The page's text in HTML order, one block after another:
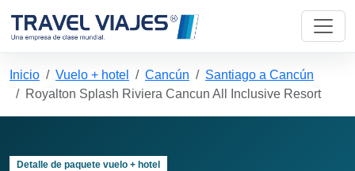
Inicio Vuelo + hotel Cancún
Santiago a Cancún
Royalton Splash Riviera Cancun All Inclusive Resort
Detalle de paquete vuelo + hotel